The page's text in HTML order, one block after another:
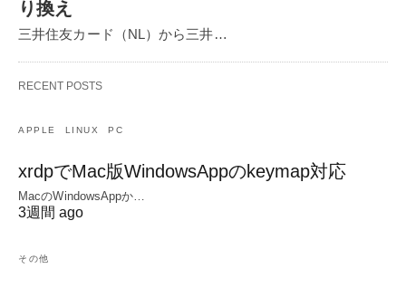
り換え
三井住友カード（NL）から三井…
RECENT POSTS
APPLE LINUX PC
xrdpでMac版WindowsAppのkeymap対応
MacのWindowsAppか…
3週間 ago
その他